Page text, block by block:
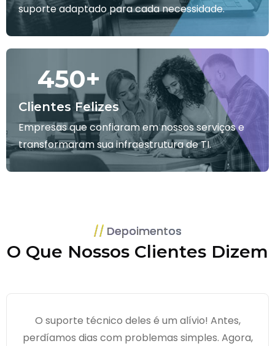
suporte adaptado para cada necessidade.
Clientes Felizes
450+
Empresas que confiaram em nossos serviços e
transformaram sua infraestrutura de TI.
Depoimentos
O Que Nossos Clientes Dizem
O suporte técnico deles é um alívio! Antes,
perdíamos dias com problemas simples. Agora,